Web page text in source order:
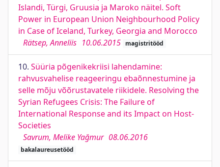
Islandi, Türgi, Gruusia ja Maroko näitel. Soft
Power in European Union Neighbourhood Policy
in Case of Iceland, Turkey, Georgia and Morocco
Rätsep, Anneliis 10.06.2015 magistritööd
10. Süüria põgenikekriisi lahendamine:
rahvusvahelise reageeringu ebaõnnestumine ja
selle mõju võõrustavatele riikidele. Resolving the
Syrian Refugees Crisis: The Failure of
International Response and its Impact on Host-
Societies
Savrum, Melike Yağmur 08.06.2016
bakalaureusetööd